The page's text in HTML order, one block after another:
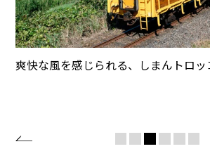
爽快な風を感じられる、しまんトロ